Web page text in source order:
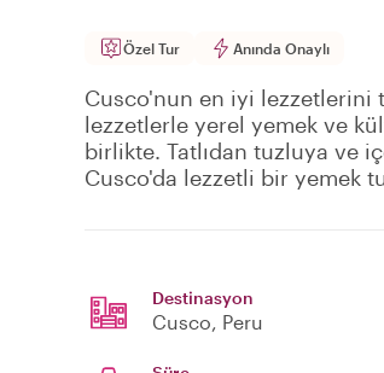
Özel Tur Anında Onaylı
Cusco'nun en iyi lezzetlerini
lezzetlerle yerel yemek ve
birlikte. Tatlıdan tuzluya ve
Cusco'da lezzetli bir yemek
Destinasyon
Cusco, Peru